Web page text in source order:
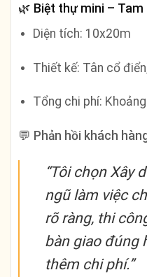
🌿 Biệt thự mini – Tam
Diện tích: 10x20m
Thiết kế: Tân cổ
Tổng chi phí:
💬 Phản hồi khách
“Tôi chọn Xây
ngũ làm việc
rõ ràng, thi
bàn giao đúng
thêm chi phí.”